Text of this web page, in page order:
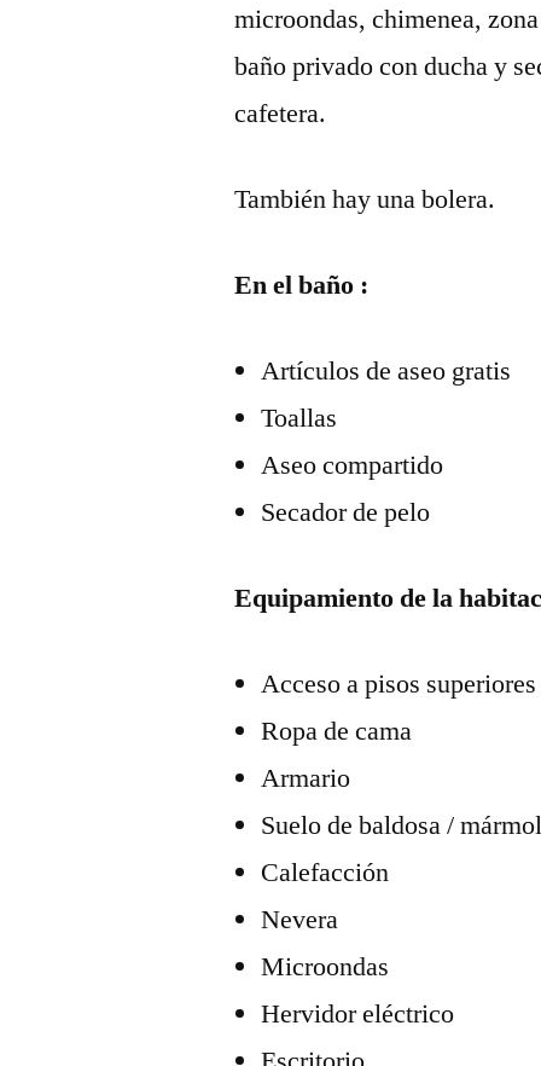
microondas, chimenea,
baño privado con ducha y
cafetera.
También hay una bolera.
En el baño :
Artículos de aseo gratis
Toallas
Aseo compartido
Secador de pelo
Equipamiento de la
Acceso a pisos
Ropa de cama
Armario
Suelo de baldosa /
Calefacción
Nevera
Microondas
Hervidor eléctrico